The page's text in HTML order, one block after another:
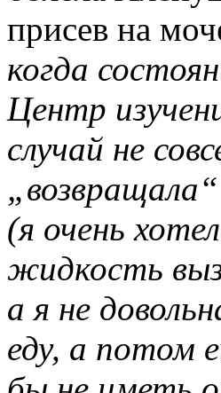
присев на
когда
Центр
случай не
(я очень
жидкость
а я не
еду, а потом